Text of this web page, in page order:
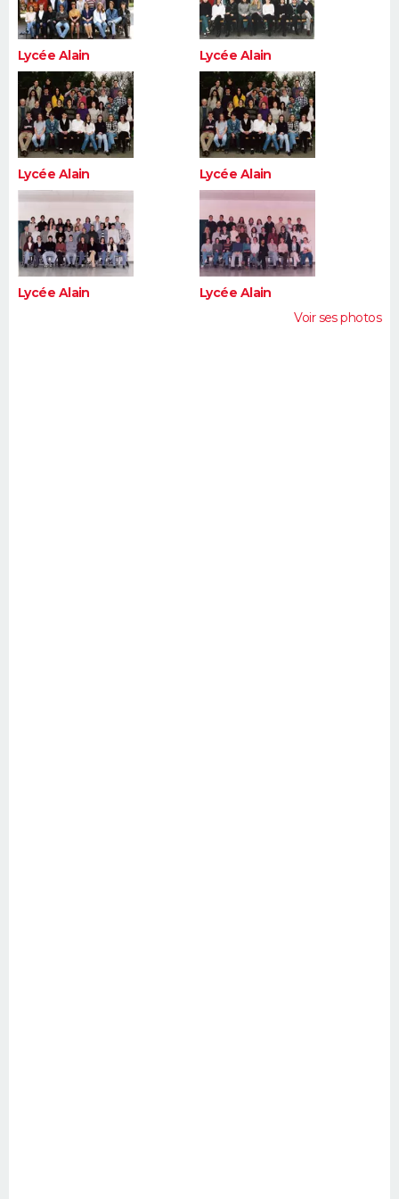
Lycée Alain Lycée Alain
Lycée Alain Lycée Alain
Lycée Alain
Lycée Alain
Voir ses photos